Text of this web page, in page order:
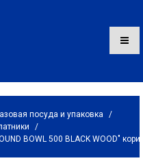
посуда и упаковка
/
/
BOWL 500 BLACK WOOD"